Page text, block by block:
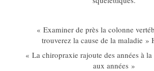
« Examiner de près la colonne
trouverez la cause de la maladie »
« La chiropraxie rajoute des années à
aux années »